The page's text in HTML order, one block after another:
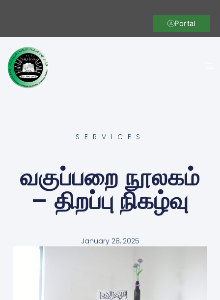
Portal
SERVICES
வகுப்பறை நூலகம்
– திறப்பு நிகழ்வு
January 28, 2025